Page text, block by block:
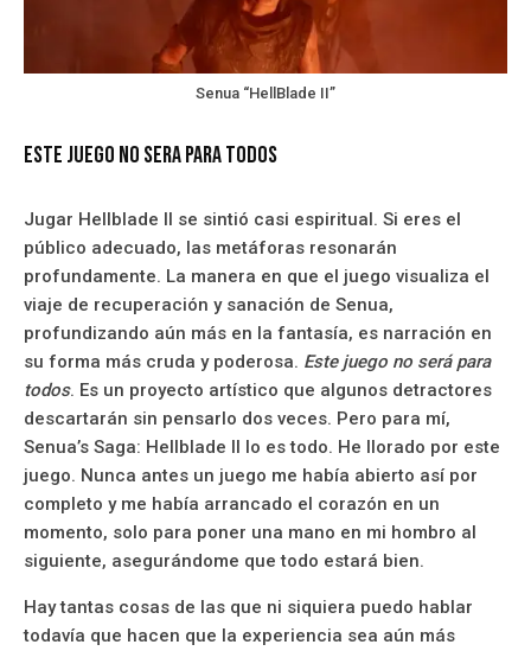
Senua “HellBlade II”
Este juego no sera para todos
Jugar Hellblade II se sintió casi espiritual. Si eres el
público adecuado, las metáforas resonarán
profundamente. La manera en que el juego visualiza el
viaje de recuperación y sanación de Senua,
profundizando aún más en la fantasía, es narración en
su forma más cruda y poderosa. Este juego no será para
todos. Es un proyecto artístico que algunos detractores
descartarán sin pensarlo dos veces. Pero para mí,
Senua’s Saga: Hellblade II lo es todo. He llorado por este
juego. Nunca antes un juego me había abierto así por
completo y me había arrancado el corazón en un
momento, solo para poner una mano en mi hombro al
siguiente, asegurándome que todo estará bien.
Hay tantas cosas de las que ni siquiera puedo hablar
todavía que hacen que la experiencia sea aún más